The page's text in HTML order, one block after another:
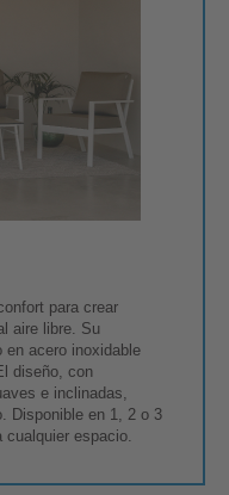
para crear
aire libre. Su
en acero inoxidable
diseño, con
e inclinadas,
Disponible en 1, 2 o 3
espacio.